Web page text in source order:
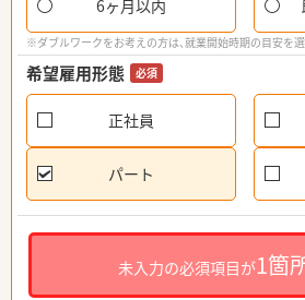
6ヶ月以内
※ダブルワークをお考えの方は、就業開始時期の目安を
希望雇用形態 必須
正社員
パート
未入力の必須項目が1箇